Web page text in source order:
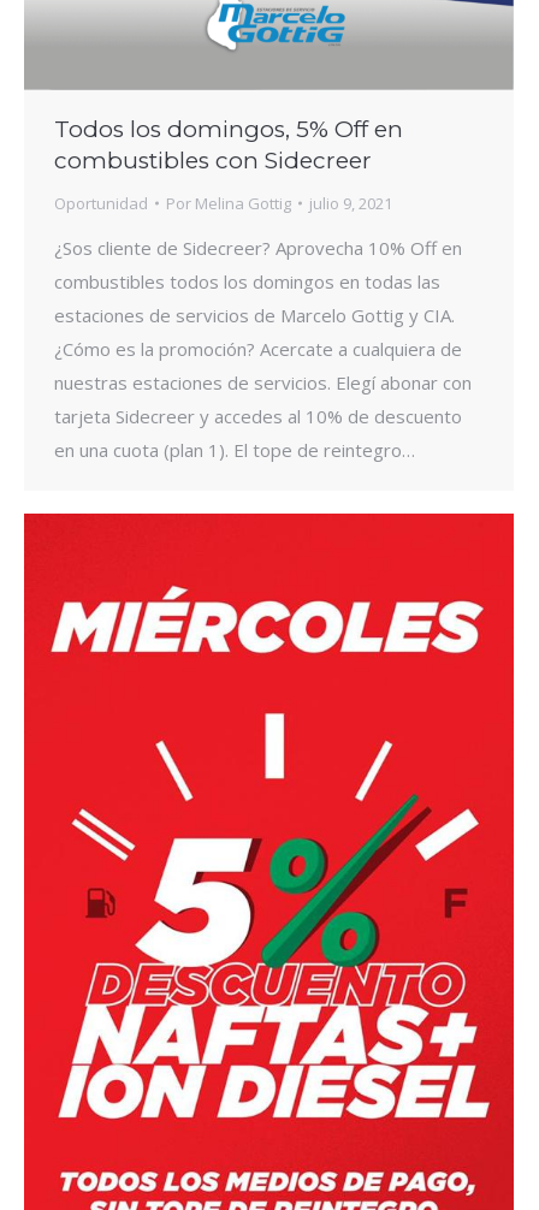
Todos los domingos, 5% Off en
combustibles con Sidecreer
Oportunidad Por Melina Gottig julio 9, 2021
¿Sos cliente de Sidecreer? Aprovecha 10% Off en
combustibles todos los domingos en todas las
estaciones de servicios de Marcelo Gottig y CIA.
¿Cómo es la promoción? Acercate a cualquiera de
nuestras estaciones de servicios. Elegí abonar con
tarjeta Sidecreer y accedes al 10% de descuento
en una cuota (plan 1). El tope de reintegro…